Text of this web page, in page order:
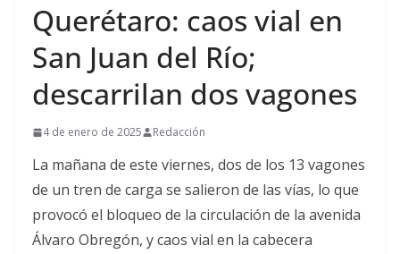
Querétaro: caos vial en
San Juan del Río;
descarrilan dos vagones
4 de enero de 2025 Redacción
La mañana de este viernes, dos de los 13 vagones
de un tren de carga se salieron de las vías, lo que
provocó el bloqueo de la circulación de la avenida
Álvaro Obregón, y caos vial en la cabecera